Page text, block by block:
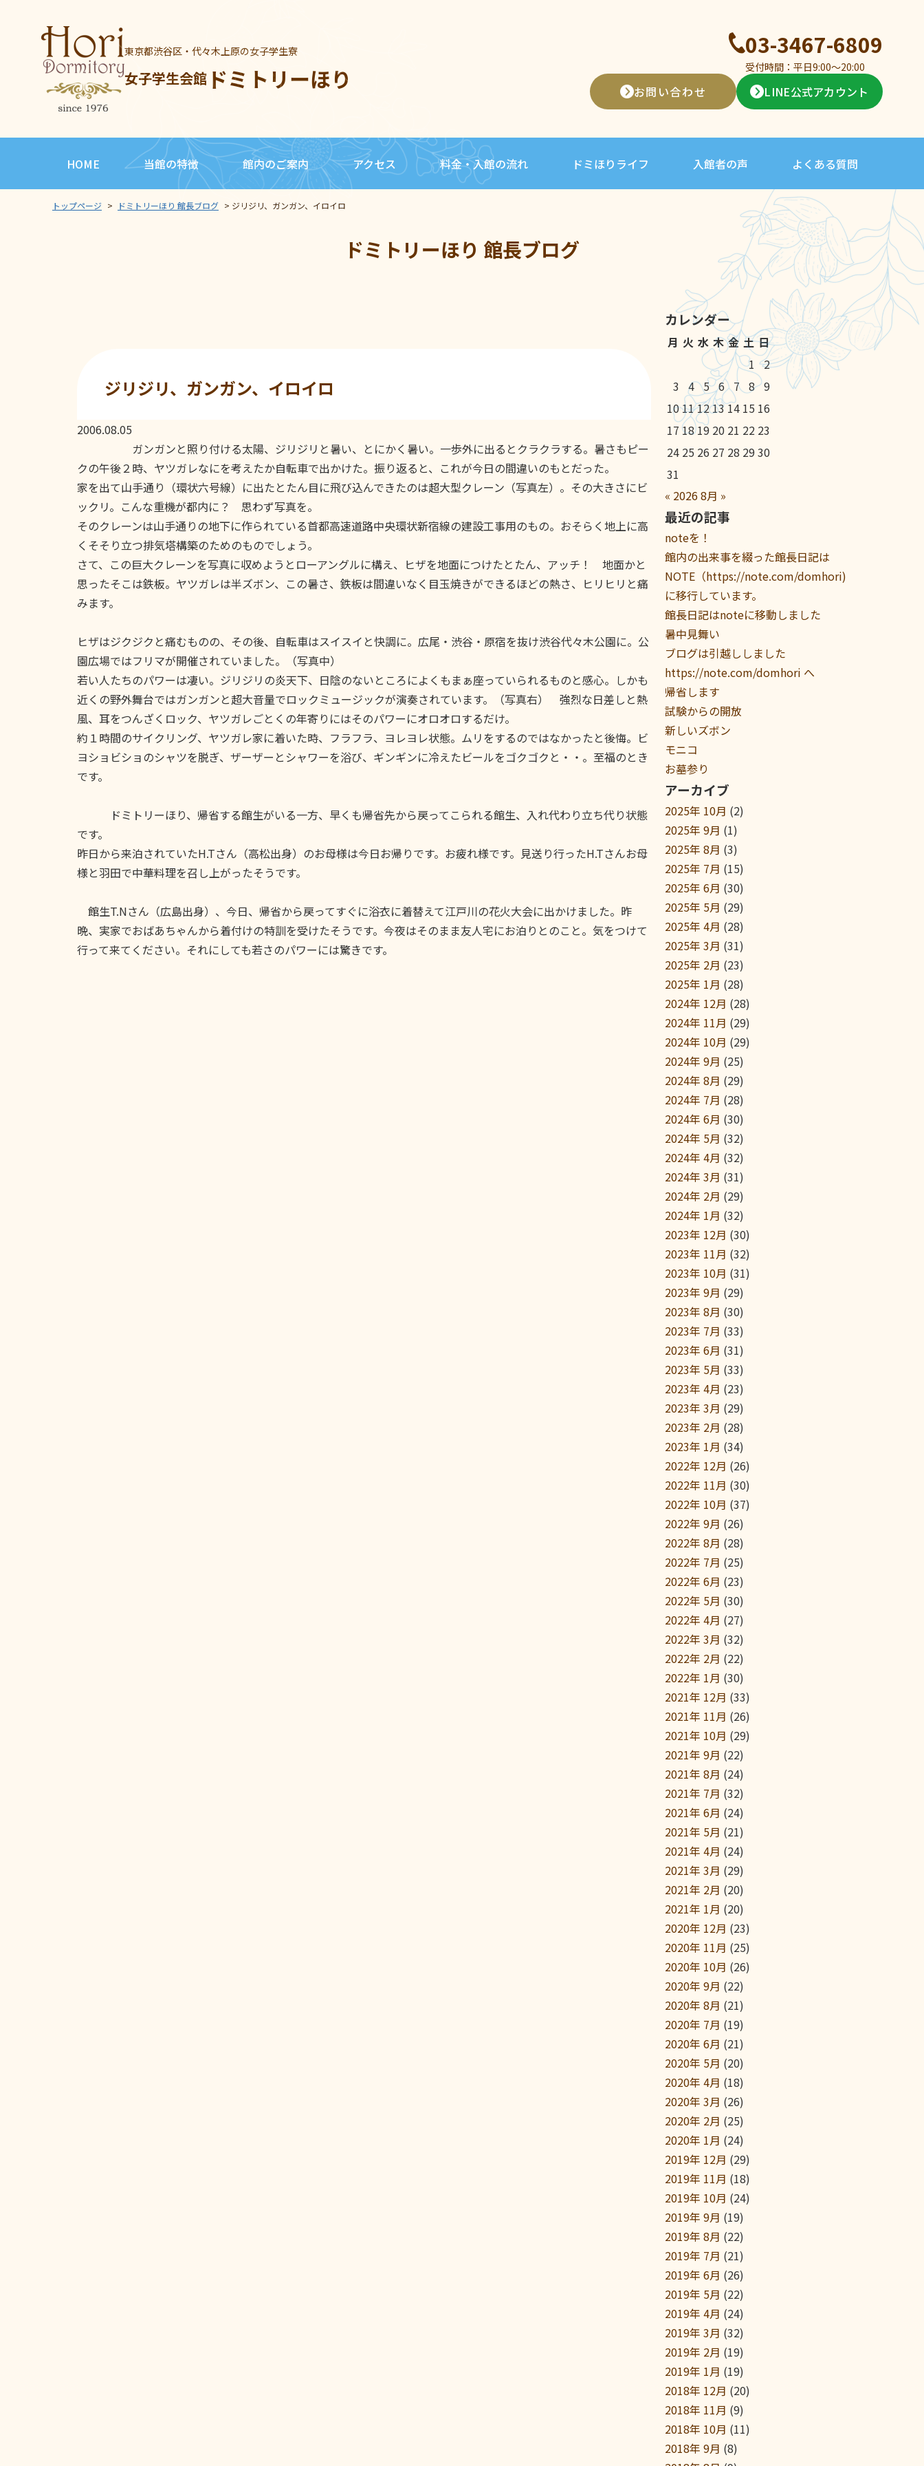
東京都渋谷区・代々木上原の女子学生寮
女子学生会館 ドミトリーほり
03-3467-6809
受付時間：平日9:00〜20:00
お問い合わせ LINE公式アカウント
HOME 当館の特徴 館内のご案内 アクセス 料金・入館の流れ ドミほりライフ 入館者の声 よくある質問
トップページ > ドミトリーほり 館長ブログ > ジリジリ、ガンガン、イロイロ
ドミトリーほり 館長ブログ
ジリジリ、ガンガン、イロイロ
2006.08.05
ガンガンと照り付ける太陽、ジリジリと暑い、とにかく暑い。一歩外に出るとクラクラする。暑さもピー
クの午後２時、ヤツガレなにを考えたか自転車で出かけた。振り返ると、これが今日の間違いのもとだった。
家を出て山手通り（環状六号線）に出たとたん目に飛び込んできたのは超大型クレーン（写真左）。その大きさにビ
ックリ。こんな重機が都内に？ 思わず写真を。
そのクレーンは山手通りの地下に作られている首都高速道路中央環状新宿線の建設工事用のもの。おそらく地上に高
くそそり立つ排気塔構築のためのものでしょう。
さて、この巨大クレーンを写真に収めようとローアングルに構え、ヒザを地面につけたとたん、アッチ！ 地面かと
思ったそこは鉄板。ヤツガレは半ズボン、この暑さ、鉄板は間違いなく目玉焼きができるほどの熱さ、ヒリヒリと痛
みます。
ヒザはジクジクと痛むものの、その後、自転車はスイスイと快調に。広尾・渋谷・原宿を抜け渋谷代々木公園に。公
園広場ではフリマが開催されていました。（写真中）
若い人たちのパワーは凄い。ジリジリの炎天下、日陰のないところによくもまぁ座っていられるものと感心。しかも
近くの野外舞台ではガンガンと超大音量でロックミュージックが演奏されています。（写真右） 強烈な日差しと熱
風、耳をつんざくロック、ヤツガレごとくの年寄りにはそのパワーにオロオロするだけ。
約１時間のサイクリング、ヤツガレ家に着いた時、フラフラ、ヨレヨレ状態。ムリをするのではなかったと後悔。ビ
ヨショビショのシャツを脱ぎ、ザーザーとシャワーを浴び、ギンギンに冷えたビールをゴクゴクと・・。至福のとき
です。
ドミトリーほり、帰省する館生がいる一方、早くも帰省先から戻ってこられる館生、入れ代わり立ち代り状態
です。
昨日から来泊されていたH.Tさん（高松出身）のお母様は今日お帰りです。お疲れ様です。見送り行ったH.Tさんお母
様と羽田で中華料理を召し上がったそうです。
館生T.Nさん（広島出身）、今日、帰省から戻ってすぐに浴衣に着替えて江戸川の花火大会に出かけました。昨
晩、実家でおばあちゃんから着付けの特訓を受けたそうです。今夜はそのまま友人宅にお泊りとのこと。気をつけて
行って来てください。それにしても若さのパワーには驚きです。
カレンダー
月 火 水 木 金 土 日
1
2
3 4 5 6 7 8 9
1011121314 15 16
17 18 19 20 21 22 23
24 25 26 27 28 2930
31
« 20268月 »
最近の記事
noteを！
館内の出来事を綴った館長日記は
NOTE（https://note.com/domhori)
に移行しています。
館長日記はnoteに移動しました
暑中見舞い
ブログは引越ししました
https://note.com/domhori へ
帰省します
試験からの開放
新しいズボン
モニコ
お墓参り
アーカイブ
2025年 10月 (2)
2025年 9月 (1)
2025年 8月 (3)
2025年 7月 (15)
2025年 6月 (30)
2025年 5月 (29)
2025年 4月 (28)
2025年 3月 (31)
2025年 2月 (23)
2025年 1月 (28)
2024年 12月 (28)
2024年 11月 (29)
2024年 10月 (29)
2024年 9月 (25)
2024年 8月 (29)
2024年 7月 (28)
2024年 6月 (30)
2024年 5月 (32)
2024年 4月 (32)
2024年 3月 (31)
2024年 2月 (29)
2024年 1月 (32)
2023年 12月 (30)
2023年 11月 (32)
2023年 10月 (31)
2023年 9月 (29)
2023年 8月 (30)
2023年 7月 (33)
2023年 6月 (31)
2023年 5月 (33)
2023年 4月 (23)
2023年 3月 (29)
2023年 2月 (28)
2023年 1月 (34)
2022年 12月 (26)
2022年 11月 (30)
2022年 10月 (37)
2022年 9月 (26)
2022年 8月 (28)
2022年 7月 (25)
2022年 6月 (23)
2022年 5月 (30)
2022年 4月 (27)
2022年 3月 (32)
2022年 2月 (22)
2022年 1月 (30)
2021年 12月 (33)
2021年 11月 (26)
2021年 10月 (29)
2021年 9月 (22)
2021年 8月 (24)
2021年 7月 (32)
2021年 6月 (24)
2021年 5月 (21)
2021年 4月 (24)
2021年 3月 (29)
2021年 2月 (20)
2021年 1月 (20)
2020年 12月 (23)
2020年 11月 (25)
2020年 10月 (26)
2020年 9月 (22)
2020年 8月 (21)
2020年 7月 (19)
2020年 6月 (21)
2020年 5月 (20)
2020年 4月 (18)
2020年 3月 (26)
2020年 2月 (25)
2020年 1月 (24)
2019年 12月 (29)
2019年 11月 (18)
2019年 10月 (24)
2019年 9月 (19)
2019年 8月 (22)
2019年 7月 (21)
2019年 6月 (26)
2019年 5月 (22)
2019年 4月 (24)
2019年 3月 (32)
2019年 2月 (19)
2019年 1月 (19)
2018年 12月 (20)
2018年 11月 (9)
2018年 10月 (11)
2018年 9月 (8)